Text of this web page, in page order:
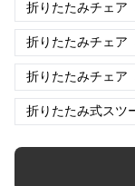
折りたたみチェア
折りたたみチェア
折りたたみチェア
折りたたみ式スツ